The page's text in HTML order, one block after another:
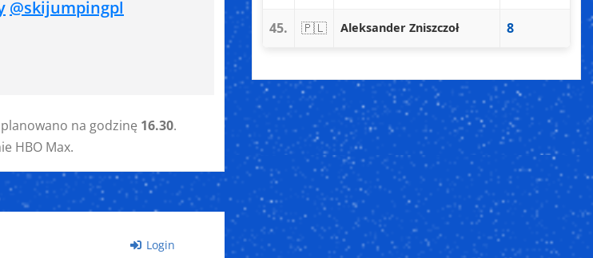
@skijumpingpl
na godzinę 16.30.
HBO Max.
Login
45. 🇵🇱 Aleksander Zniszczoł 8